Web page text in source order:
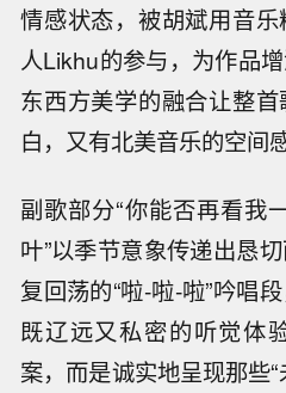
情感状态，被胡斌用音
人Likhu的参与，为作品
东西方美学的融合让整
白，又有北美音乐的空间感
副歌部分“你能否再看我
叶”以季节意象传递出恳
复回荡的“啦-啦-啦”吟唱
既辽远又私密的听觉体
案，而是诚实地呈现那些